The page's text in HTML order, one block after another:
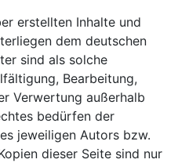
erstellten Inhalte und
dem deutschen
sind als solche
Bearbeitung,
Verwertung außerhalb
bedürfen der
jeweiligen Autors bzw.
dieser Seite sind nur